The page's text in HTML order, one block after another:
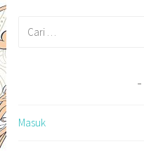
Masuk